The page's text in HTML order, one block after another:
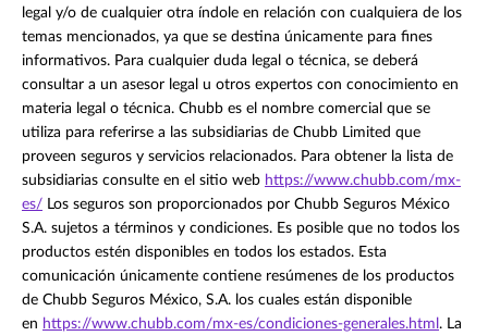
legal y/o de cualquier otra índole en relación con cualquiera de los
temas mencionados, ya que se destina únicamente para fines
informativos. Para cualquier duda legal o técnica, se deberá
consultar a un asesor legal u otros expertos con conocimiento en
materia legal o técnica. Chubb es el nombre comercial que se
utiliza para referirse a las subsidiarias de Chubb Limited que
proveen seguros y servicios relacionados. Para obtener la lista de
subsidiarias consulte en el sitio web https://www.chubb.com/mx-
es/ Los seguros son proporcionados por Chubb Seguros México
S.A. sujetos a términos y condiciones. Es posible que no todos los
productos estén disponibles en todos los estados. Esta
comunicación únicamente contiene resúmenes de los productos
de Chubb Seguros México, S.A. los cuales están disponible
en https://www.chubb.com/mx-es/condiciones-generales.html . La